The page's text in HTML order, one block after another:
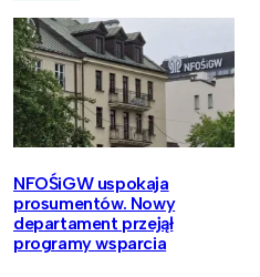
NFOŚiGW uspokaja
prosumentów. Nowy
departament przejął
programy wsparcia